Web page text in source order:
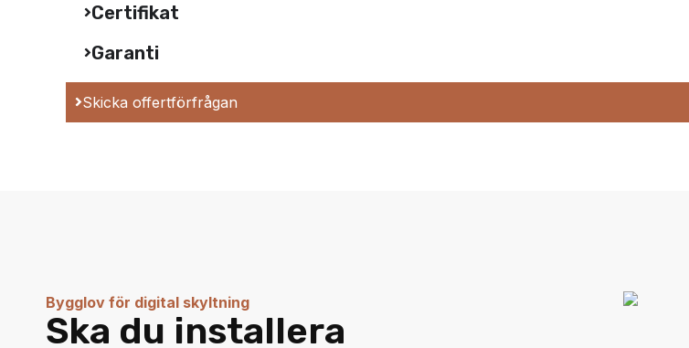
Certifikat
Garanti
Skicka offertförfrågan
Bygglov för digital skyltning
Ska du installera